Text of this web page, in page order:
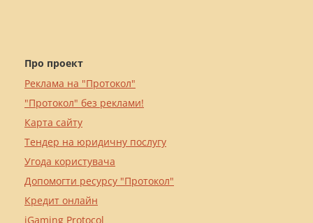
Про проект
Реклама на "Протокол"
"Протокол" без реклами!
Карта сайту
Тендер на юридичну послугу
Угода користувача
Допомогти ресурсу "Протокол"
Кредит онлайн
iGaming Protocol